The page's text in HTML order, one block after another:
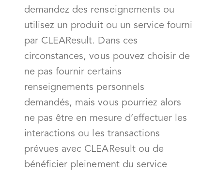
demandez des renseignements ou
utilisez un produit ou un service fourni
par CLEAResult. Dans ces
circonstances, vous pouvez choisir de
ne pas fournir certains
renseignements personnels
demandés, mais vous pourriez alors
ne pas être en mesure d’effectuer les
interactions ou les transactions
prévues avec CLEAResult ou de
bénéficier pleinement du service